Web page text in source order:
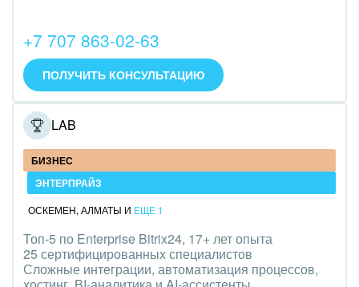
Инвестиционный бизнес
Интерьер, дизайн, декор
IT, Интернет
Консалтинговые и управленческие услуги
Культурные события, спорт, шоу-бизнес
Логистика
Мебель, лес, деревообработка
+7 707 863-02-63
ПОЛУЧИТЬ КОНСУЛЬТАЦИЮ
ONELAB
БИЗНЕС
ЭНТЕРПРАЙЗ
ОСКЕМЕН, АЛМАТЫ И ЕЩЕ 1
Топ-5 по Enterprise Bitrix24, 17+ лет опыта
25 сертифицированных специалистов
Сложные интеграции, автоматизация процессов,